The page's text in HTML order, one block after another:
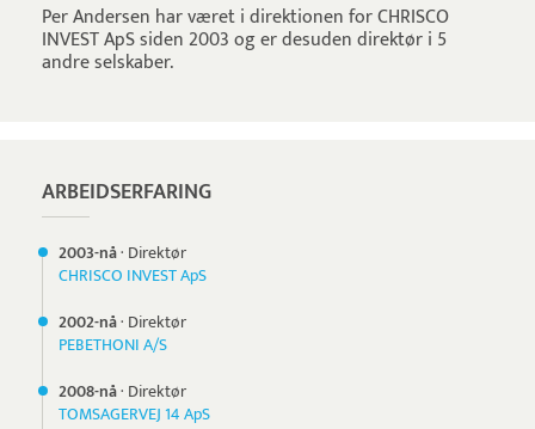
Per Andersen har været i direktionen for CHRISCO
INVEST ApS siden 2003 og er desuden direktør i 5
andre selskaber.
ARBEIDSERFARING
2003-nå· Direktør
CHRISCO INVEST ApS
2002-nå· Direktør
PEBETHONI A/S
2008-nå· Direktør
TOMSAGERVEJ 14 ApS